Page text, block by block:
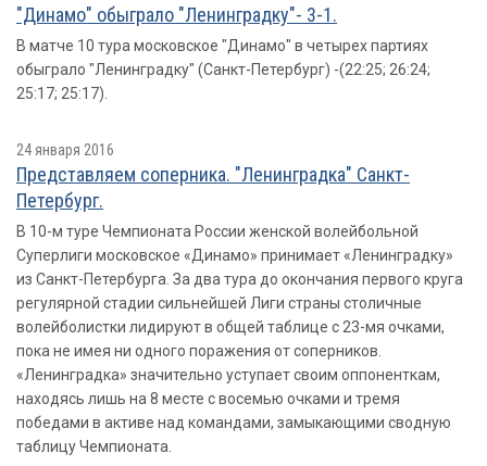
"Динамо" обыграло "Ленинградку"- 3-1.
В матче 10 тура московское "Динамо" в четырех партиях
обыграло "Ленинградку" (Санкт-Петербург) -(22:25; 26:24;
25:17; 25:17).
24 января 2016
Представляем соперника. "Ленинградка" Санкт-
Петербург.
В 10-м туре Чемпионата России женской волейбольной
Суперлиги московское «Динамо» принимает «Ленинградку»
из Санкт-Петербурга. За два тура до окончания первого круга
регулярной стадии сильнейшей Лиги страны столичные
волейболистки лидируют в общей таблице с 23-мя очками,
пока не имея ни одного поражения от соперников.
«Ленинградка» значительно уступает своим оппоненткам,
находясь лишь на 8 месте с восемью очками и тремя
победами в активе над командами, замыкающими сводную
таблицу Чемпионата.